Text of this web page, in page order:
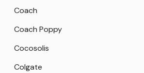
Coach
Coach Poppy
Cocosolis
Colgate